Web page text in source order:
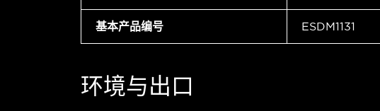
基本产品编号 ESDM1131
环境与出口